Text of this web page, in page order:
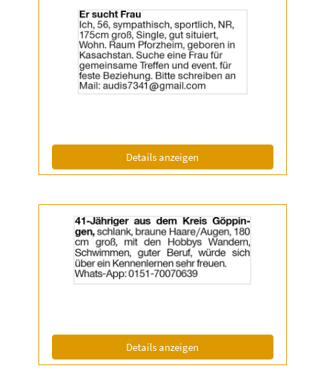
der
Anzeige
2060133
anzeigen
|
Info:
Details anzeigen
der
Anzeige
2060134
anzeigen
|
Details anzeigen